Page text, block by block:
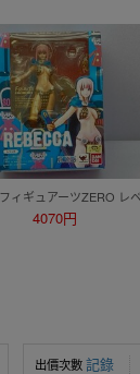
4070円
出價次數記錄